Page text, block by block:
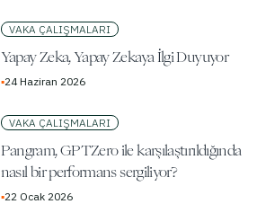
VAKA ÇALIŞMALARI
Yapay Zeka, Yapay Zekaya İlgi Duyuyor
▪24 Haziran 2026
VAKA ÇALIŞMALARI
Pangram, GPTZero ile karşılaştırıldığında
nasıl bir performans sergiliyor?
▪22 Ocak 2026